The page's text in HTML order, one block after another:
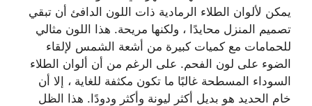
يمكن لألوان الطلاء الرمادية ذات اللون الدافئ أن تبقي
تصميم المنزل محايدًا ، ولكنها مريحة. هذا اللون مثالي
للحمامات مع كميات كبيرة من أشعة الشمس لإلقاء
الضوء على لون الفحم. على الرغم من أن ألوان الطلاء
السوداء المسطحة غالبًا ما تكون مكثفة للغاية ، إلا أن
خام الحديد هو بديل أكثر ليونة وأكثر ودودًا. هذا الظل